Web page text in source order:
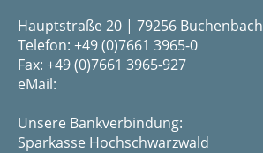
Hauptstraße 20 | 79256 Buchenbach
Telefon: +49 (0)7661 3965-0
Fax: +49 (0)7661 3965-927
eMail:
Unsere Bankverbindung:
Sparkasse Hochschwarzwald